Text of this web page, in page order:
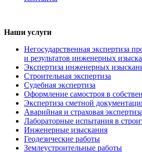
Наши услуги
Негосударственная экспертиза
и результатов инженерных
Экспертиза инженерных
Строительная экспертиза
Судебная экспертиза
Оформление самостроя в
Экспертиза сметной
Аварийная и страховая экспертиза
Лабораторные испытания в
Инженерные изыскания
Геодезические работы
Землеустроительные работы